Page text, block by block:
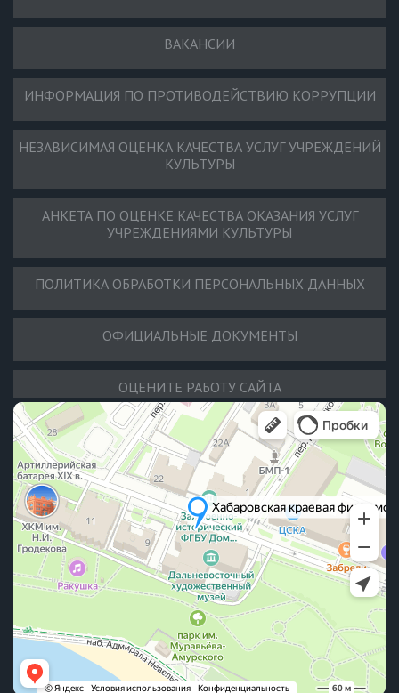
ВАКАНСИИ
ИНФОРМАЦИЯ ПО ПРОТИВОДЕЙСТВИЮ КОРРУПЦИИ
НЕЗАВИСИМАЯ ОЦЕНКА КАЧЕСТВА УСЛУГ УЧРЕЖДЕНИЙ
КУЛЬТУРЫ
АНКЕТА ПО ОЦЕНКЕ КАЧЕСТВА ОКАЗАНИЯ УСЛУГ
УЧРЕЖДЕНИЯМИ КУЛЬТУРЫ
ПОЛИТИКА ОБРАБОТКИ ПЕРСОНАЛЬНЫХ ДАННЫХ
ОФИЦИАЛЬНЫЕ ДОКУМЕНТЫ
ОЦЕНИТЕ РАБОТУ САЙТА